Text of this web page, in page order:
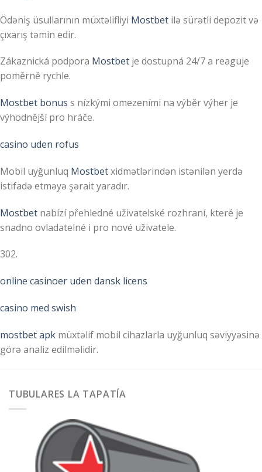
Ödəniş üsullarının müxtəlifliyi Mostbet ilə sürətli depozit və
çıxarış təmin edir.
Zákaznická podpora Mostbet je dostupná 24/7 a reaguje
poměrně rychle.
Mostbet bonus s nízkými omezeními na výběr výher je
výhodnější pro hráče.
casino uden rofus
Mobil uyğunluq Mostbetxidmətlərindən istənilən yerdə
istifadə etməyə şərait yaradır.
Mostbet nabízí přehledné uživatelské rozhraní, které je
snadno ovladatelné i pro nové uživatele.
302.
online casinoer uden dansk licens
casino med swish
mostbet apk müxtəlif mobil cihazlarla uyğunluq səviyyəsinə
görə analiz edilməlidir.
TUBULARES LA TAPATÍA